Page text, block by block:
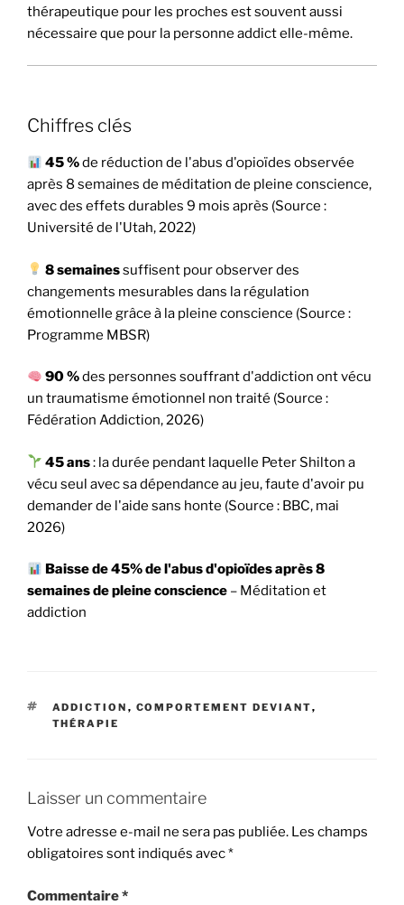
thérapeutique pour les proches est souvent aussi
nécessaire que pour la personne addict elle-même.
Chiffres clés
45 %de réduction de l'abus d'opioïdes observée
après 8 semaines de méditation de pleine conscience,
avec des effets durables 9 mois après (Source :
Université de l'Utah, 2022)
8 semainessuffisent pour observer des
changements mesurables dans la régulation
émotionnelle grâce à la pleine conscience (Source :
Programme MBSR)
90 %des personnes souffrant d'addiction ont vécu
un traumatisme émotionnel non traité (Source :
Fédération Addiction, 2026)
45 ans: la durée pendant laquelle Peter Shilton a
vécu seul avec sa dépendance au jeu, faute d'avoir pu
demander de l'aide sans honte (Source : BBC, mai
2026)
Baisse de 45% de l'abus d'opioïdes après 8
semaines de pleine conscience – Méditation et
addiction
ADDICTION , COMPORTEMENT DEVIANT,
THÉRAPIE
Laisser un commentaire
Votre adresse e-mail ne sera pas publiée. Les champs
obligatoires sont indiqués avec*
Commentaire*